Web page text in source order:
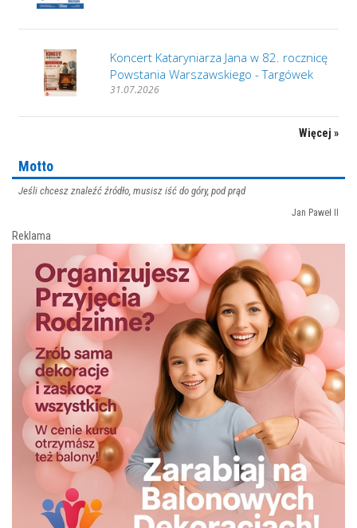
Koncert Kataryniarza Jana w 82. rocznicę
Powstania Warszawskiego - Targówek
31.07.2026
Więcej »
Motto
Jeśli chcesz znaleźć źródło, musisz iść do góry, pod prąd
Jan Paweł II
Reklama